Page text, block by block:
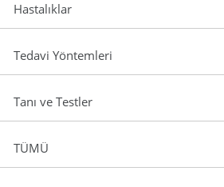
Hastalıklar
Tedavi Yöntemleri
Tanı ve Testler
TÜMÜ